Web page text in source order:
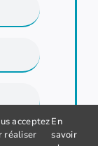
acceptez
réaliser
En
savoir